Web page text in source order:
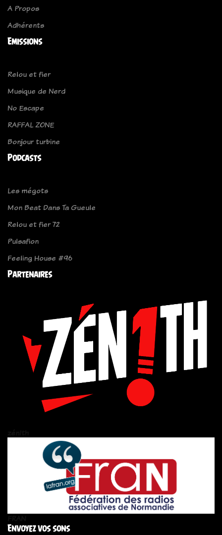
A Propos
Adhérents
Emissions
Relou et fier
Musique de Nerd
No Escape
RAFFAL ZONE
Bonjour turbine
Podcasts
Les mégots
Mon Beat Dans Ta Gueule
Relou et fier 72
Pulsafion
Feeling House #96
Partenaires
Envoyez vos sons